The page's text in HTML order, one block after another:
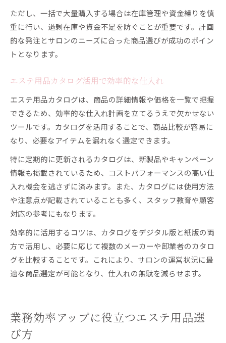
ただし、一括で大量購入する場合は在庫管理や資金繰りを慎
重に行い、過剰在庫や資金不足を防ぐことが重要です。計画
的な発注とサロンのニーズに合った商品選びが成功のポイン
トとなります。
エステ用品カタログ活用で効率的な仕入れ
エステ用品カタログは、商品の詳細情報や価格を一覧で把握
できるため、効率的な仕入れ計画を立てるうえで欠かせない
ツールです。カタログを活用することで、商品比較が容易に
なり、必要なアイテムを漏れなく選定できます。
特に定期的に更新されるカタログは、新製品やキャンペーン
情報も掲載されているため、コストパフォーマンスの高い仕
入れ機会を逃さずに済みます。また、カタログには使用方法
や注意点が記載されていることも多く、スタッフ教育や顧客
対応の参考にもなります。
効率的に活用するコツは、カタログをデジタル版と紙版の両
方で活用し、必要に応じて複数のメーカーや卸業者のカタロ
グを比較することです。これにより、サロンの運営状況に最
適な商品選定が可能となり、仕入れの無駄を減らせます。
業務効率アップに役立つエステ用品選
び方